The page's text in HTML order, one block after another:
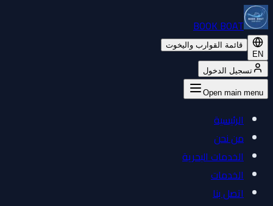
BOOK BOAT
EN
قائمة القوارب واليخوت
تسجيل الدخول
Open main menu
الرئيسية
من نحن
الخدمات البحرية
الخدمات
اتصل بنا